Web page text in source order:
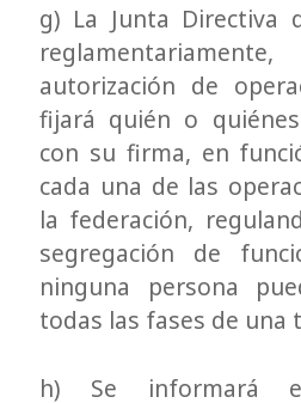
g) La Junta Directiva
autorización de
fijará quién o
con su firma, en
cada una de las
la federación,
segregación de
ninguna persona
todas las fases de una
h) Se informará